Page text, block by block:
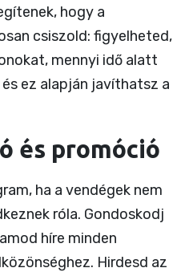
hogy a
csiszold: figyelheted,
mennyi idő alatt
ez alapján javíthatsz a
és promóció
ha a vendégek nem
róla. Gondoskodj
híre minden
Hirdesd az